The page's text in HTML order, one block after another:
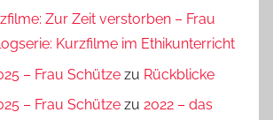
Zur Zeit verstorben – Frau
Kurzfilme im Ethikunterricht
– Frau Schütze zu Rückblicke
– Frau Schütze zu 2022 – das